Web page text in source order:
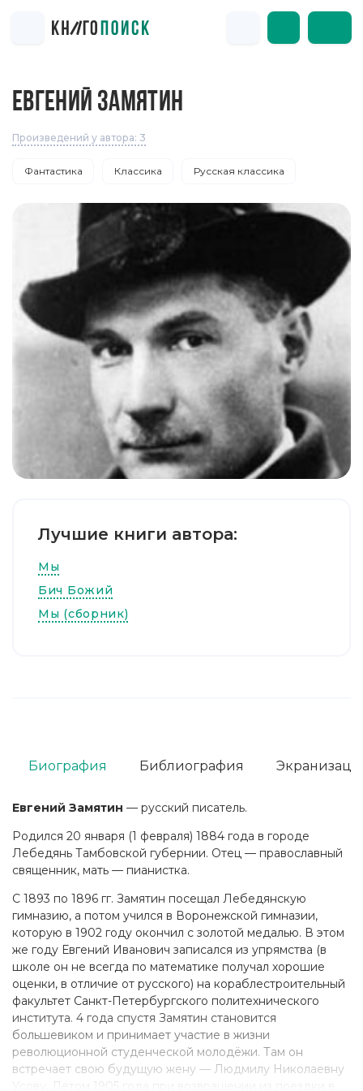
ЕВГЕНИЙ ЗАМЯТИН
Произведений у автора: 3
Фантастика Классика Русская классика
Лучшие книги автора:
Мы
Бич Божий
Мы (сборник)
Евгений Замятин — русский писатель.
Родился 20 января (1 февраля) 1884 года в городе
Лебедянь Тамбовской губернии. Отец — православный
священник, мать — пианистка.
С 1893 по 1896 гг. Замятин посещал Лебедянскую
гимназию, а потом учился в Воронежской гимназии,
которую в 1902 году окончил с золотой медалью. В этом
же году Евгений Иванович записался из упрямства (в
школе он не всегда по математике получал хорошие
оценки, в отличие от русского) на кораблестроительный
факультет Санкт-Петербургского политехнического
института. 4 года спустя Замятин становится
большевиком и принимает участие в жизни
революционной студенческой молодёжи. Там он
встречает свою будущую жену — Людмилу Николаевну
Усову. Летом 1905 года при возвращении из поездки в
Биография Библиография